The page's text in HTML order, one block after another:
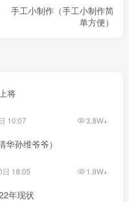
手工小制作（手工小制作简
单方便）
将
10:07 3.8W+
孙维爷爷）
18:05 1.9W+
年现状